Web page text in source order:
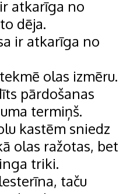
atkarīga no
dēja.
ir atkarīga no
olas izmēru.
pārdošanas
termiņš.
kastēm sniedz
olas ražotas, bet
triki.
taču